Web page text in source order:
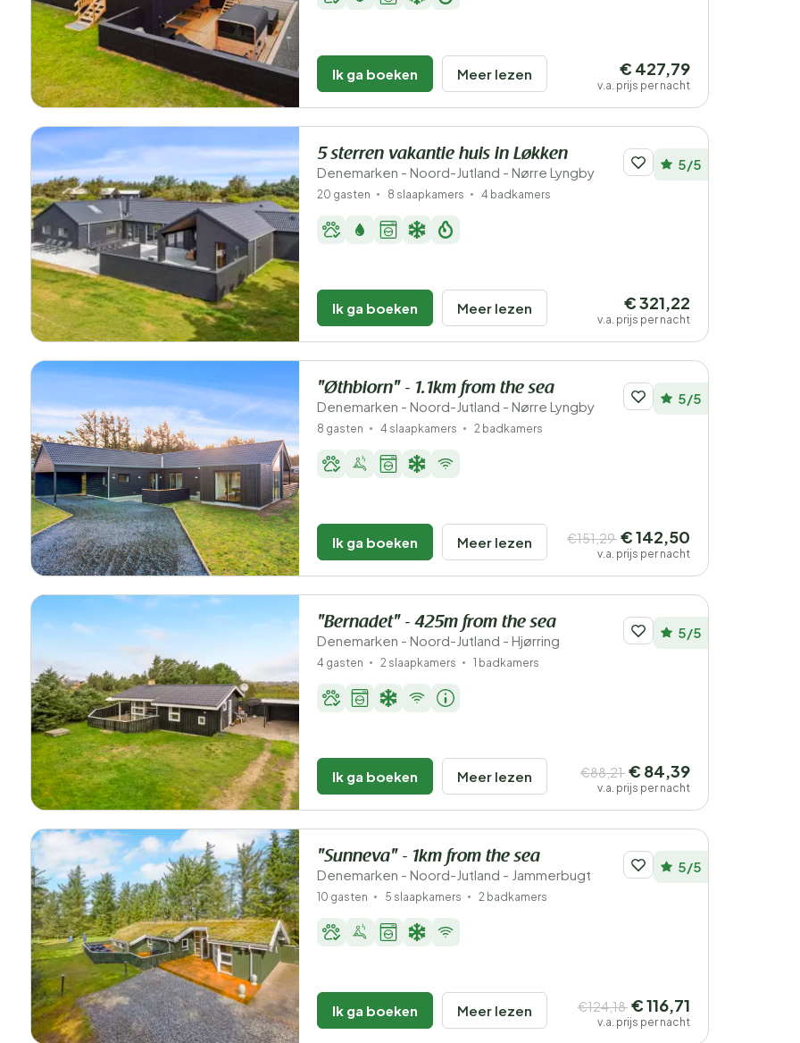
Ik ga boeken Meer lezen € 427,79
v.a. prijs per nacht
5 sterren vakantie huis in Løkken
Denemarken - Noord-Jutland - Nørre Lyngby 5/5
20 gasten 8 slaapkamers 4 badkamers
Ik ga boeken Meer lezen € 321,22
v.a. prijs per nacht
"Øthbiorn" - 1.1km from the sea
Denemarken - Noord-Jutland - Nørre Lyngby 5/5
8 gasten 4 slaapkamers 2 badkamers
Ik ga boeken Meer lezen €151,29 € 142,50
v.a. prijs per nacht
"Bernadet" - 425m from the sea
Denemarken - Noord-Jutland - Hjørring 5/5
4 gasten 2 slaapkamers 1 badkamers
Ik ga boeken Meer lezen €88,21 € 84,39
v.a. prijs per nacht
"Sunneva" - 1km from the sea
Denemarken - Noord-Jutland - Jammerbugt 5/5
10 gasten 5 slaapkamers 2 badkamers
Ik ga boeken Meer lezen €124,18 € 116,71
v.a. prijs per nacht